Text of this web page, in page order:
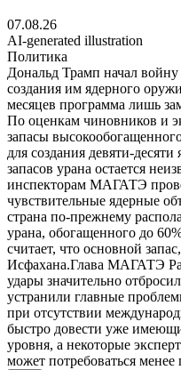
07.08.26
AI-generated illustration
Политика
Дональд Трамп начал
создания им ядерного
месяцев программа лишь
По оценкам чиновников и
запасы
для создания девяти-
запасов урана остается
инспекторам МАГАТЭ
чувствительные ядерные
страна по-прежнему
урана, обогащенного до
считает, что основной
Исфахана.Глава МАГАТЭ
удары значительно
устранили главные
при отсутствии
быстро довести уже
уровня, а некоторые
может потребоваться менее